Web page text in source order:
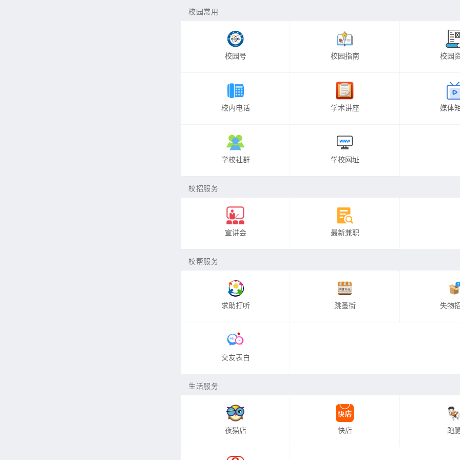
校园常用
校园号 校园指南 校园
校内电话 学术讲座 媒体
学校社群 学校网址
校招服务
宣讲会 最新兼职
校帮服务
求助打听 跳蚤街 失物
交友表白
生活服务
夜猫店 快店 跑